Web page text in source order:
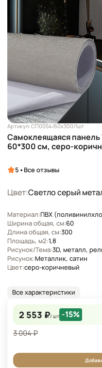
Артикул: СП0054/60х300/1шт
Самоклеящаяся панель
60*300 см, серо-
5 • Все отзывы
Цвет:Светло серый
Материал:ПВХ
Ширина общая, см:60
Длина общая, см:300
Площадь, м2:1,8
Рисунок/Тема:3D, металл,
Рисунок:Металлик, сатин
Цвет:серо-коричневый
Все характеристики
2 553 ₽/ шт -15%
3 004 ₽